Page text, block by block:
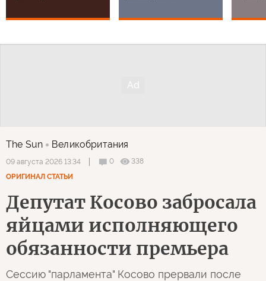
The Sun Великобритания
09 августа 2026 13:34 0
338
ОРИГИНАЛ СТАТЬИ
Депутат Косово забросала
яйцами исполняющего
обязанности премьера
Сессию "парламента" Косово прервали после